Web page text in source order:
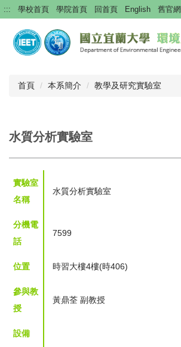
跳
到
要
::: 學校首頁 學院首頁 回首頁 English 舊官網
首頁 本系簡介 教學及研究實驗室
水質分析實驗室
實驗室
名稱
水質分析實驗室
分機電
話
7599
位置 時習大樓4樓(時406)
參與教
授
黃鼎荃 副教授
設備